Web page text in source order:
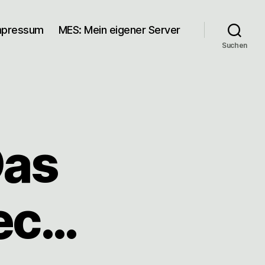
MES: Mein eigener Server
Suchen